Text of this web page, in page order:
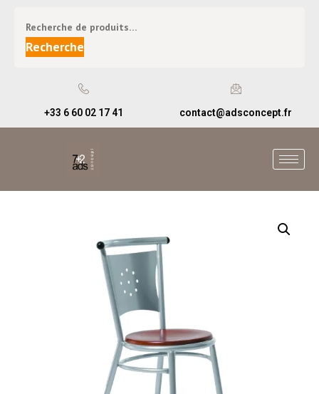
Recherche
+33 6 60 02 17 41 contact@adsconcept.fr